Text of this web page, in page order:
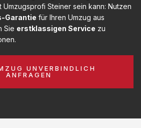
Umzugsprofi Steiner sein kann: Nutzen
Garantie für Ihren Umzug aus
Sie erstklassigen Service zu
UNVERBINDLICH
ANFRAGEN